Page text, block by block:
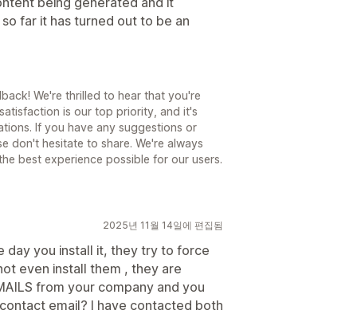
far it has turned out to be an
We're thrilled to hear that you're
is our top priority, and it's
If you have any suggestions or
don't hesitate to share. We're always
best experience possible for our users.
2025년 11월 14일에 편집됨
day you install it, they try to force
even install them , they are
from your company and you
email? I have contacted both